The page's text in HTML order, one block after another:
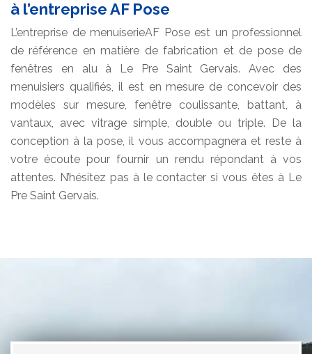
à l’entreprise AF Pose
L’entreprise de menuiserieAF Pose est un professionnel
de référence en matière de fabrication et de pose de
fenêtres en alu à Le Pre Saint Gervais. Avec des
menuisiers qualifiés, il est en mesure de concevoir des
modèles sur mesure, fenêtre coulissante, battant, à
vantaux, avec vitrage simple, double ou triple. De la
conception à la pose, il vous accompagnera et reste à
votre écoute pour fournir un rendu répondant à vos
attentes. N’hésitez pas à le contacter si vous êtes à Le
Pre Saint Gervais.